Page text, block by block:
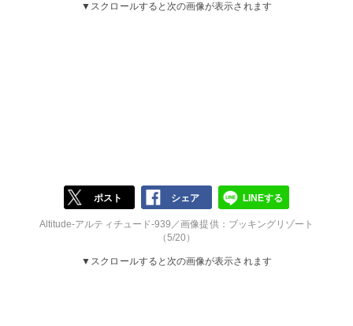
▼スクロールすると次の画像が表示されます
ポスト シェア LINEする
Altitude-アルティチュード-939／画像提供：ブッキングリゾート
（5/20）
▼スクロールすると次の画像が表示されます